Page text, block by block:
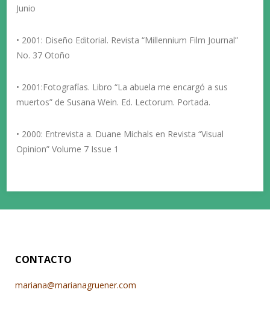
Junio
• 2001: Diseño Editorial. Revista “Millennium Film Journal”
No. 37 Otoño
• 2001:Fotografías. Libro “La abuela me encargó a sus
muertos” de Susana Wein. Ed. Lectorum. Portada.
• 2000: Entrevista a. Duane Michals en Revista “Visual
Opinion” Volume 7 Issue 1
CONTACTO
mariana@marianagruener.com